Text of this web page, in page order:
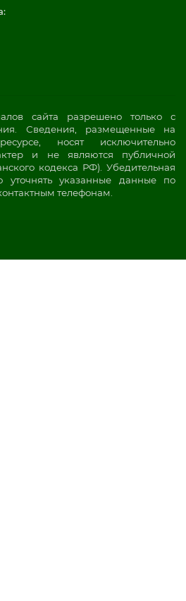
сайта разрешено только с
Сведения, размещенные на
носят исключительно
и не являются публичной
кодекса РФ). Убедительная
уточнять указанные данные по
телефонам.